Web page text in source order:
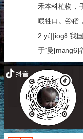
禾本科植物，
喂牲口。④稻
2.yú||iog8 我
于“曼[mang6]